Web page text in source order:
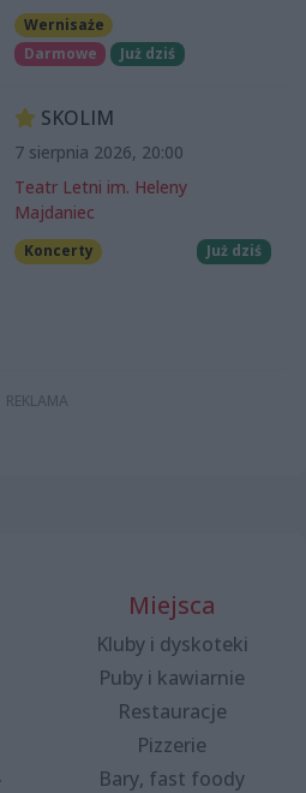
Wernisaże
Darmowe
Już dziś
SKOLIM
7 sierpnia 2026, 20:00
Teatr Letni im. Heleny
Majdaniec
Koncerty Już dziś
Miejsca
Kluby i dyskoteki
Puby i kawiarnie
Restauracje
Pizzerie
Bary, fast foody